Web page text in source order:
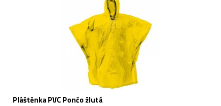
Pláštěnka PVC Pončo žlutá